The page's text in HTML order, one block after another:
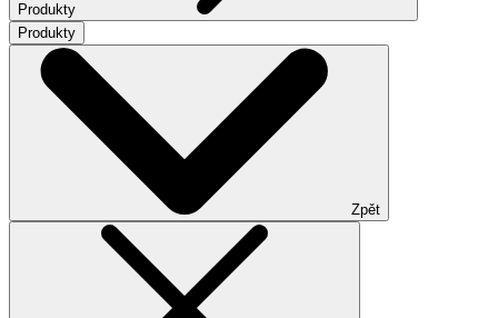
Produkty
Produkty
Zpět